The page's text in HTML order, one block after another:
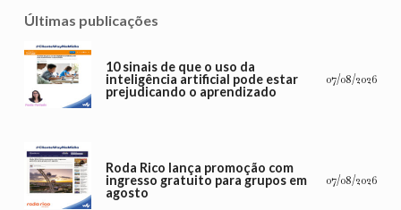
Últimas publicações
10 sinais de que o uso da
inteligência artificial pode estar
prejudicando o aprendizado
07/08/2026
Roda Rico lança promoção com
ingresso gratuito para grupos em
agosto
07/08/2026